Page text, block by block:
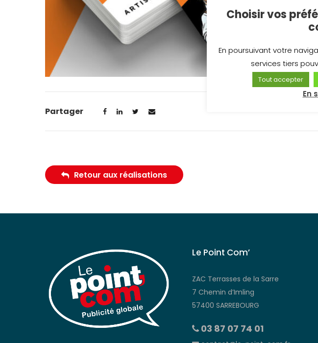
Partager
Retour aux réalisations
Le Point Com’
ZAC Terrasses de la Sarre
7 Chemin d’Imling
57400 SARREBOURG
03 87 07 74 01
Choisir vos
En poursuivant votre
services tiers
Tout accepter
En